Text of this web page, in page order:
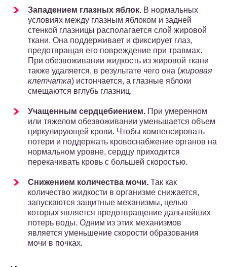
Западением глазных яблок. В нормальных
условиях между глазным яблоком и задней
стенкой глазницы располагается слой жировой
ткани. Она поддерживает и фиксирует глаз,
предотвращая его повреждение при травмах.
При обезвоживании жидкость из жировой ткани
также удаляется, в результате чего она (жировая
клетчатка) истончается, а глазные яблоки
смещаются вглубь глазниц.
Учащенным сердцебиением. При умеренном
или тяжелом обезвоживании уменьшается объем
циркулирующей крови. Чтобы компенсировать
потери и поддержать кровоснабжение органов на
нормальном уровне, сердцу приходится
перекачивать кровь с большей скоростью.
Снижением количества мочи. Так как
количество жидкости в организме снижается,
запускаются защитные механизмы, целью
которых является предотвращение дальнейших
потерь воды. Одним из этих механизмов
является уменьшение скорости образования
мочи в почках.